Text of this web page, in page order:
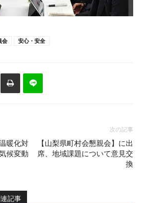
会 安心・安全
暖化対
候変動
次の記事
【山梨県町村会懇親会】に出
席、地域課題について意見交
換
記事